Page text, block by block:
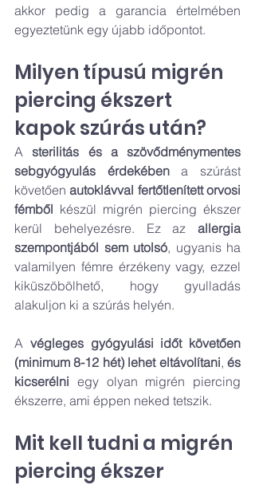
akkor pedig a garancia értelmében
egyeztetünk egy újabb időpontot.
Milyen típusú migrén
piercing ékszert
kapok szúrás után?
A sterilitás és a szövődménymentes
sebgyógyulás érdekében a szúrást
követően autoklávval fertőtlenített orvosi
fémből készül migrén piercing ékszer
kerül behelyezésre. Ez az allergia
szempontjából sem utolsó, ugyanis ha
valamilyen fémre érzékeny vagy, ezzel
kiküszöbölhető, hogy gyulladás
alakuljon ki a szúrás helyén.
A végleges gyógyulási időt követően
(minimum 8-12 hét) lehet eltávolítani, és
kicserélni egy olyan migrén piercing
ékszerre, ami éppen neked tetszik.
Mit kell tudni a migrén
piercing ékszer